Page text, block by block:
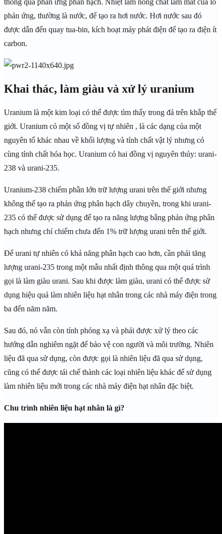
thông qua phản ứng phân hạch. Nhiệt làm nóng chất làm mát của lò
phản ứng, thường là nước, để tạo ra hơi nước. Hơi nước sau đó
được dẫn đến quay tua-bin, kích hoạt máy phát điện để tạo ra điện ít
carbon.
Khai thác, làm giàu và xử lý uranium
Uranium là một kim loại có thể được tìm thấy trong đá trên khắp thế
giới. Uranium có một số đồng vị tự nhiên , là các dạng của một
nguyên tố khác nhau về khối lượng và tính chất vật lý nhưng có
cùng tính chất hóa học. Uranium có hai đồng vị nguyên thủy: urani-
238 và urani-235.
Uranium-238 chiếm phần lớn trữ lượng urani trên thế giới nhưng
không thể tạo ra phản ứng phân hạch dây chuyền, trong khi urani-
235 có thể được sử dụng để tạo ra năng lượng bằng phản ứng phân
hạch nhưng chỉ chiếm chưa đến 1% trữ lượng urani trên thế giới.
Để urani tự nhiên có khả năng phân hạch cao hơn, cần phải tăng
lượng urani-235 trong một mẫu nhất định thông qua một quá trình
gọi là làm giàu urani. Sau khi được làm giàu, urani có thể được sử
dụng hiệu quả làm nhiên liệu hạt nhân trong các nhà máy điện trong
ba đến năm năm.
Sau đó, nó vẫn còn tính phóng xạ và phải được xử lý theo các
hướng dẫn nghiêm ngặt để bảo vệ con người và môi trường. Nhiên
liệu đã qua sử dụng, còn được gọi là nhiên liệu đã qua sử dụng,
cũng có thể được tái chế thành các loại nhiên liệu khác để sử dụng
làm nhiên liệu mới trong các nhà máy điện hạt nhân đặc biệt.
Chu trình nhiên liệu hạt nhân là gì?